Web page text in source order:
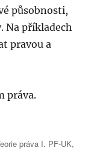
působnosti,
Na příkladech
pravou a
práva.
práva
práva I. PF-UK,